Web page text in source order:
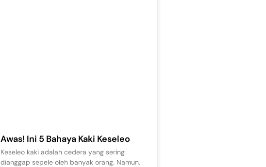
Awas! Ini 5 Bahaya Kaki Keseleo
Keseleo kaki adalah cedera yang sering
dianggap sepele oleh banyak orang. Namun,